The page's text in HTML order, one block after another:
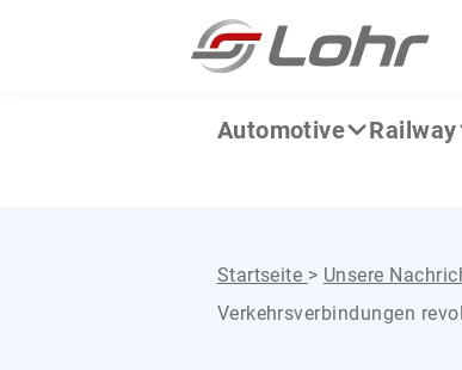
Automotive Railway
Startseite > Unsere
Verkehrsverbindungen